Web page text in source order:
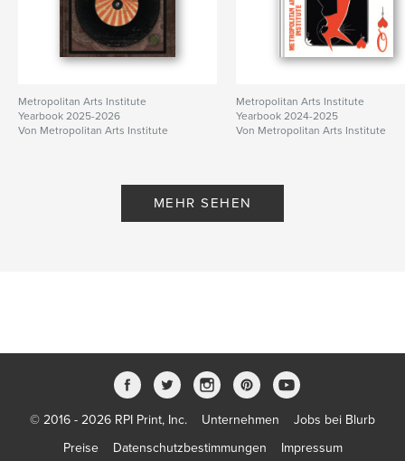
Metropolitan Arts Institute
Yearbook 2025-2026
Von Metropolitan Arts Institute
Metropolitan Arts Institute
Yearbook 2024-2025
Von Metropolitan Arts Institute
MEHR SEHEN
© 2016 - 2026 RPI Print, Inc. Unternehmen
Jobs bei Blurb
Preise
Datenschutzbestimmungen
Impressum